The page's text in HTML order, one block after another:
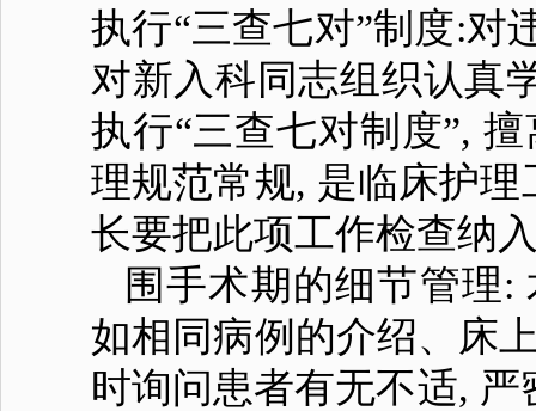
执行“三查七对”制度:对
对新入科同志组织认真
执行“三查七对制度”,
理规范常规, 是临床护
长要把此项工作检查纳
围手术期的细节管理
如相同病例的介绍、床
时询问患者有无不适,